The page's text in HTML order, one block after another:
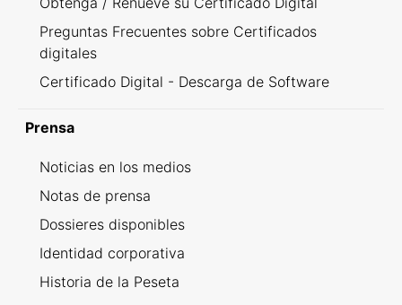
Preguntas Frecuentes sobre Certificados
digitales
Certificado Digital - Descarga de Software
Prensa
Noticias en los medios
Notas de prensa
Dossieres disponibles
Identidad corporativa
Historia de la Peseta